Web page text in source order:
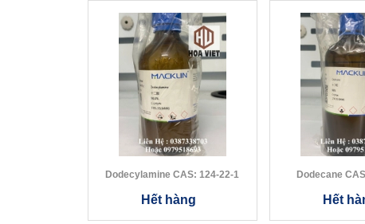
Dodecylamine CAS: 124-22-1
Hết hàng Hết